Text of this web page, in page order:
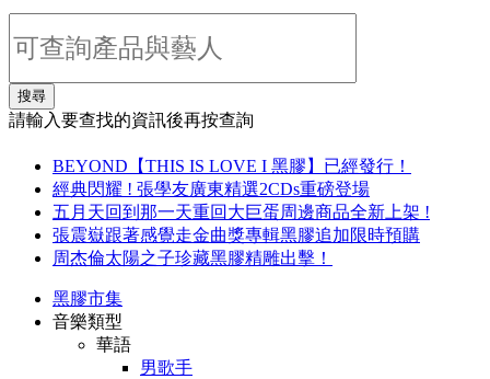
搜尋
請輸入要查找的資訊後再按查詢
BEYOND【THIS IS LOVE I 黑膠】已經發行！
經典閃耀 ! 張學友廣東精選2CDs重磅登場
五月天回到那一天重回大巨蛋周邊商品全新上架 !
張震嶽跟著感覺走金曲獎專輯黑膠追加限時預購
周杰倫太陽之子珍藏黑膠精雕出擊！
黑膠市集
音樂類型
華語
男歌手